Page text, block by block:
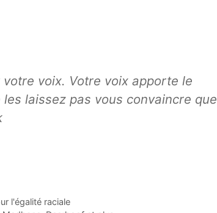
voix. Votre voix apporte le
laissez pas vous convaincre que
l'égalité raciale